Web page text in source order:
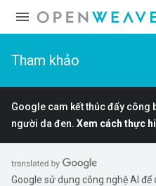
Tham khảo
Google cam kết thúc đẩy công
người da đen. Xem cách thực
Google sử dụng công nghệ AI